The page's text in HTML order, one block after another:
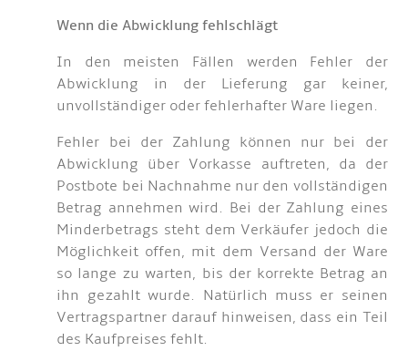
Wenn die Abwicklung fehlschlägt
In den meisten Fällen werden Fehler der
Abwicklung in der Lieferung gar keiner,
unvollständiger oder fehlerhafter Ware liegen.
Fehler bei der Zahlung können nur bei der
Abwicklung über Vorkasse auftreten, da der
Postbote bei Nachnahme nur den vollständigen
Betrag annehmen wird. Bei der Zahlung eines
Minderbetrags steht dem Verkäufer jedoch die
Möglichkeit offen, mit dem Versand der Ware
so lange zu warten, bis der korrekte Betrag an
ihn gezahlt wurde. Natürlich muss er seinen
Vertragspartner darauf hinweisen, dass ein Teil
des Kaufpreises fehlt.